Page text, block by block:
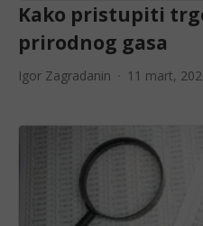
Kako pristupiti
prirodnog gasa
Igor Zagradanin 11 mart,